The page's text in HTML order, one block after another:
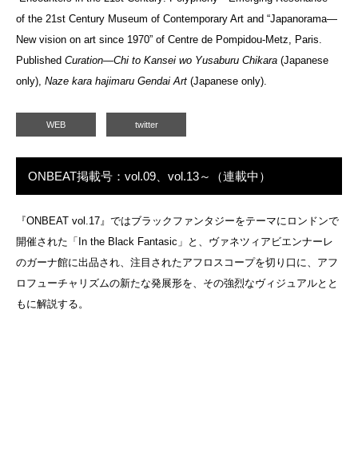
of the 21st Century Museum of Contemporary Art and “Japanorama—
New vision on art since 1970” of Centre de Pompidou-Metz, Paris.
Published Curation―Chi to Kansei wo Yusaburu Chikara (Japanese
only), Naze kara hajimaru Gendai Art (Japanese only).
WEB twitter
ONBEAT掲載号：vol.09、vol.13～（連載中）
『ONBEAT vol.17』ではブラックファンタジーをテーマにロンドンで
開催された「In the Black Fantasic」と、ヴァネツィアビエンナーレ
のガーナ館に出品され、注目されたアフロスコープを切り口に、アフ
ロフューチャリズムの新たな発展形を、その強烈なヴィジュアルとと
もに解説する。